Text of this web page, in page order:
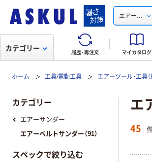
エアー...
履歴・再注文 マイカタログ
カテゴリー
ホーム 工具/電動工具 エアーツール・工具（
エ
45
カテゴリー
エアーサンダー
エアーベルトサンダー（91）
スペックで絞り込む